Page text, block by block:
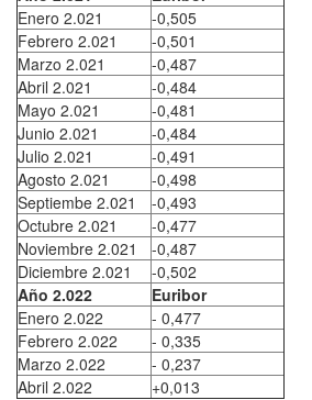
Enero 2.021
-0,505
Febrero 2.021
-0,501
Marzo 2.021
-0,487
Abril 2.021
-0,484
Mayo 2.021
-0,481
Junio 2.021
-0,484
Julio 2.021
-0,491
Agosto 2.021
-0,498
Septiembe 2.021
-0,493
Octubre 2.021
-0,477
Noviembre 2.021
-0,487
Diciembre 2.021
-0,502
Año 2.022
Euribor
Enero 2.022
- 0,477
Febrero 2.022
- 0,335
Marzo 2.022
- 0,237
Abril 2.022
+0,013